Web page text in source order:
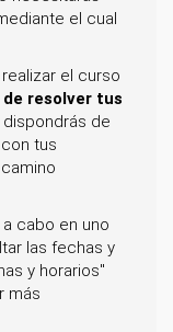
el cual
el curso
resolver tus
dispondrás de
tus
cabo en uno
las fechas y
y horarios"
más